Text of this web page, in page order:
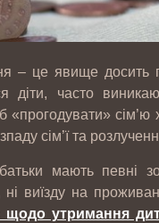
– це явище досить
часто
«прогодувати»
сім’ї та
мають певні
виїзду на
щодо утримання